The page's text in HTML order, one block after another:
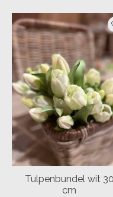
Items van
Tulpenbundel wit 30
cm